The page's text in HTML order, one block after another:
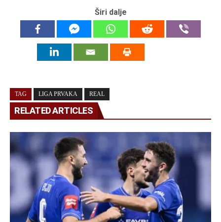
Širi dalje
TAG LIGA PRVAKA REAL
RELATED ARTICLES